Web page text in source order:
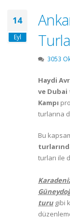
14
Eyl
3053
Haydi
ve Dubai
Kampı
turlarına
Bu
turları ile
turu gibi